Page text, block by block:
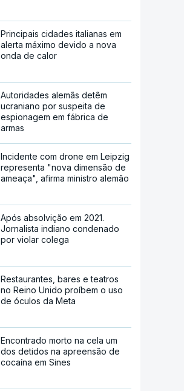
Principais cidades italianas em
alerta máximo devido a nova
onda de calor
Autoridades alemãs detêm
ucraniano por suspeita de
espionagem em fábrica de
armas
Incidente com drone em Leipzig
representa "nova dimensão de
ameaça", afirma ministro alemão
Após absolvição em 2021.
Jornalista indiano condenado
por violar colega
Restaurantes, bares e teatros
no Reino Unido proíbem o uso
de óculos da Meta
Encontrado morto na cela um
dos detidos na apreensão de
cocaína em Sines